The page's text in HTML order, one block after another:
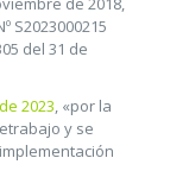
S2023000215
del 31 de
2023, «por la
y se